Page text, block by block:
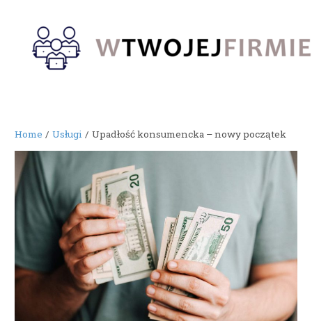
content
Home Usługi Upadłość konsumencka – nowy początek